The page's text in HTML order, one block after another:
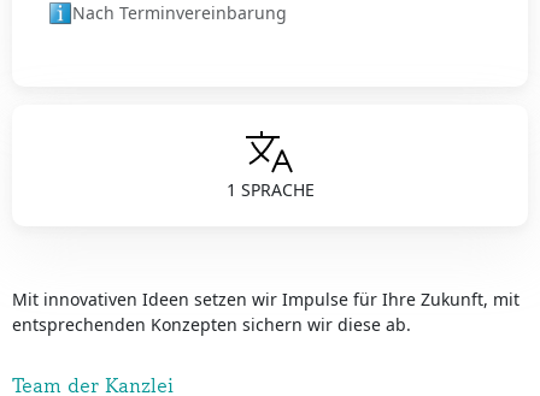
1 SPRACHE
Mit innovativen Ideen setzen wir Impulse für Ihre Zukunft, mit
entsprechenden Konzepten sichern wir diese ab.
Team der Kanzlei
Nach Terminvereinbarung